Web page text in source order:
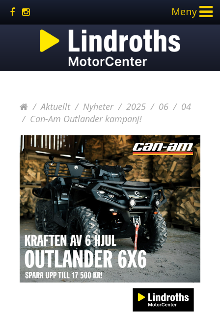
Meny
Aktuellt Nyheter 2025 06
04
Can-Am Outlander kampanj!